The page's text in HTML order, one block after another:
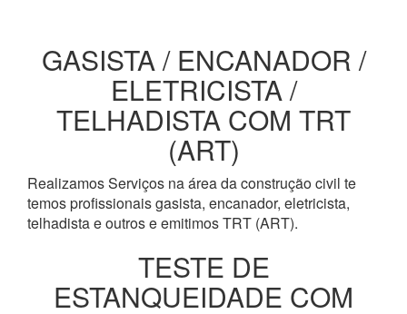
GASISTA / ENCANADOR /
ELETRICISTA /
TELHADISTA COM TRT
(ART)
Realizamos Serviços na área da construção civil te
temos profissionais gasista, encanador, eletricista,
telhadista e outros e emitimos TRT (ART).
TESTE DE
ESTANQUEIDADE COM